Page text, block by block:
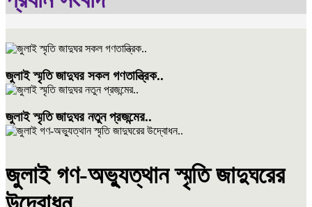
জুলাই স্মৃতি জাদুঘর সকল গণতান্ত্রিক..
জুলাই স্মৃতি জাদুঘর নতুন প্রজন্মের..
জুলাই গণ-অভ্যুত্থান স্মৃতি জাদুঘরের